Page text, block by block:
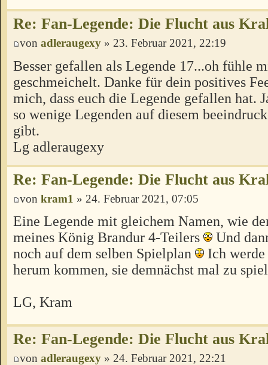
Re: Fan-Legende: Die Flucht aus
von adleraugexy » 23. Februar 2021, 22:19
Besser gefallen als Legende 17...oh fühle
geschmeichelt. Danke für dein positives
mich, dass euch die Legende gefallen hat.
so wenige Legenden auf diesem
gibt.
Lg adleraugexy
Re: Fan-Legende: Die Flucht aus
von kram1 » 24. Februar 2021, 07:05
Eine Legende mit gleichem Namen, wie
meines König Brandur 4-Teilers
Und
noch auf dem selben Spielplan
Ich
herum kommen, sie demnächst mal zu
LG, Kram
Re: Fan-Legende: Die Flucht aus
von adleraugexy » 24. Februar 2021, 22:21